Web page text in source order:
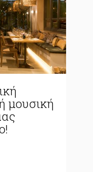
μουσική